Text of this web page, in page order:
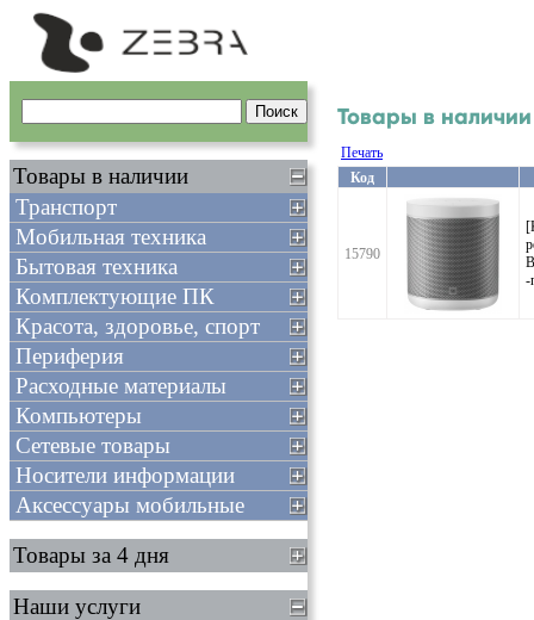
Товары в
Печать
Код
15790
-
Товары в наличии
Транспорт
Мобильная техника
Бытовая техника
Комплектующие ПК
Красота, здоровье, спорт
Периферия
Расходные материалы
Компьютеры
Сетевые товары
Носители информации
Аксессуары мобильные
Товары за 4 дня
Наши услуги